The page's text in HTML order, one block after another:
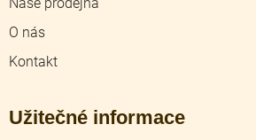
O nás
Kontakt
Užitečné informace